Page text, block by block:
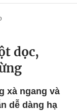
dọc,
xà ngang và
dễ dàng hạ